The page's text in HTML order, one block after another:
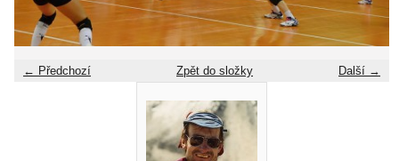
← Předchozí Další →
Zpět do složky